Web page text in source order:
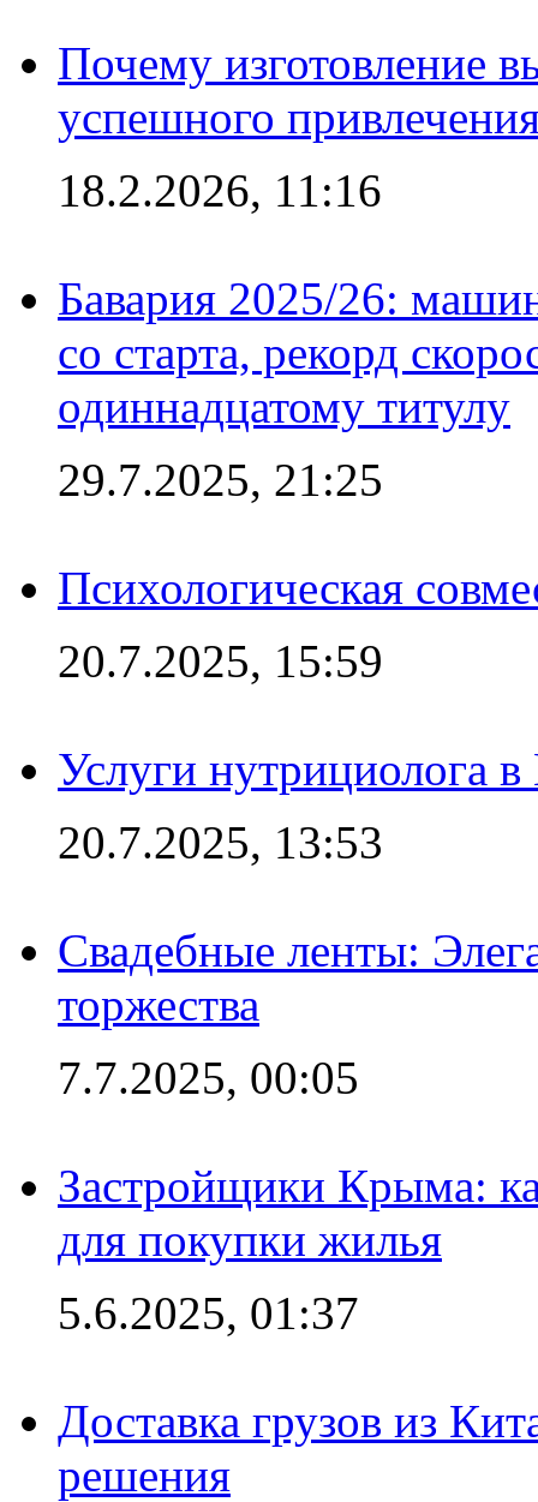
Почему изготовление
успешного
18.2.2026, 11:16
Бавария 2025/26:
со старта, рекорд
одиннадцатому титулу
29.7.2025, 21:25
Психологическая
20.7.2025, 15:59
Услуги нутрициолога
20.7.2025, 13:53
Свадебные ленты:
торжества
7.7.2025, 00:05
Застройщики Крыма:
для покупки жилья
5.6.2025, 01:37
Доставка грузов из
решения